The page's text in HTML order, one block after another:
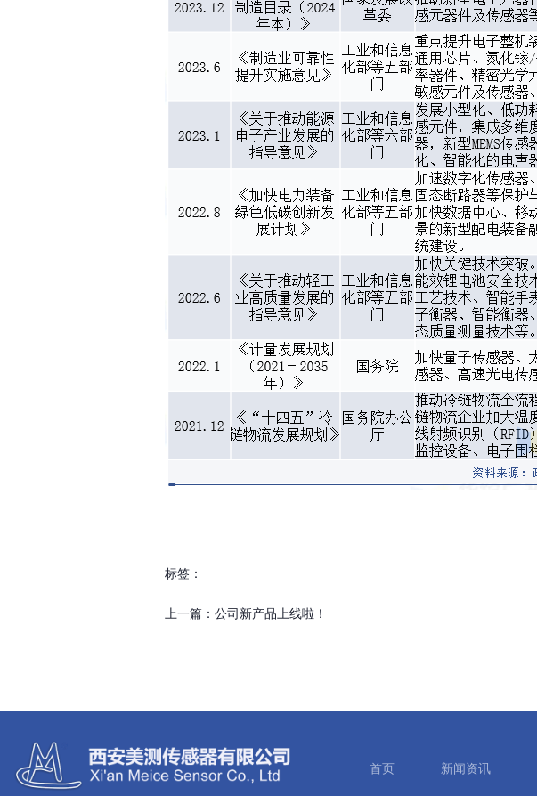
标签：
上一篇： 公司新产品上线啦！
首页 新闻资讯